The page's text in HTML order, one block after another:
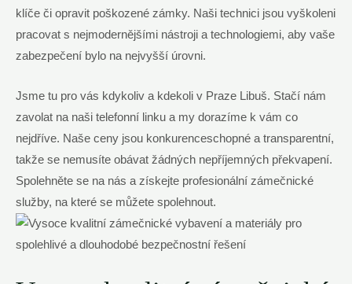
klíče⁢ či opravit poškozené zámky. ‍Naši technici ⁤jsou vyškoleni
pracovat s ‌nejmodernějšími⁢ nástroji a ‍technologiemi, aby vaše
zabezpečení⁣ bylo na nejvyšší úrovni.
Jsme‌ tu pro vás ⁣kdykoliv⁣ a kdekoli v⁣ Praze Libuš. Stačí ‍nám
zavolat na naši ⁤telefonní​ linku a ⁤my⁢ dorazíme k vám ⁤co
nejdříve. Naše ceny jsou ​konkurenceschopné a ‌transparentní,
takže se nemusíte obávat žádných‍ nepříjemných překvapení.⁢
Spolehněte⁢ se na nás a získejte profesionální zámečnické
služby, na které ‍se můžete spolehnout.